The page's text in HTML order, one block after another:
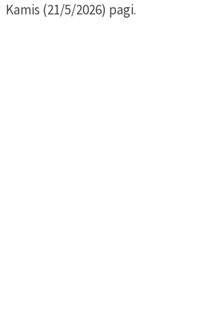
Kamis (21/5/2026) pagi.